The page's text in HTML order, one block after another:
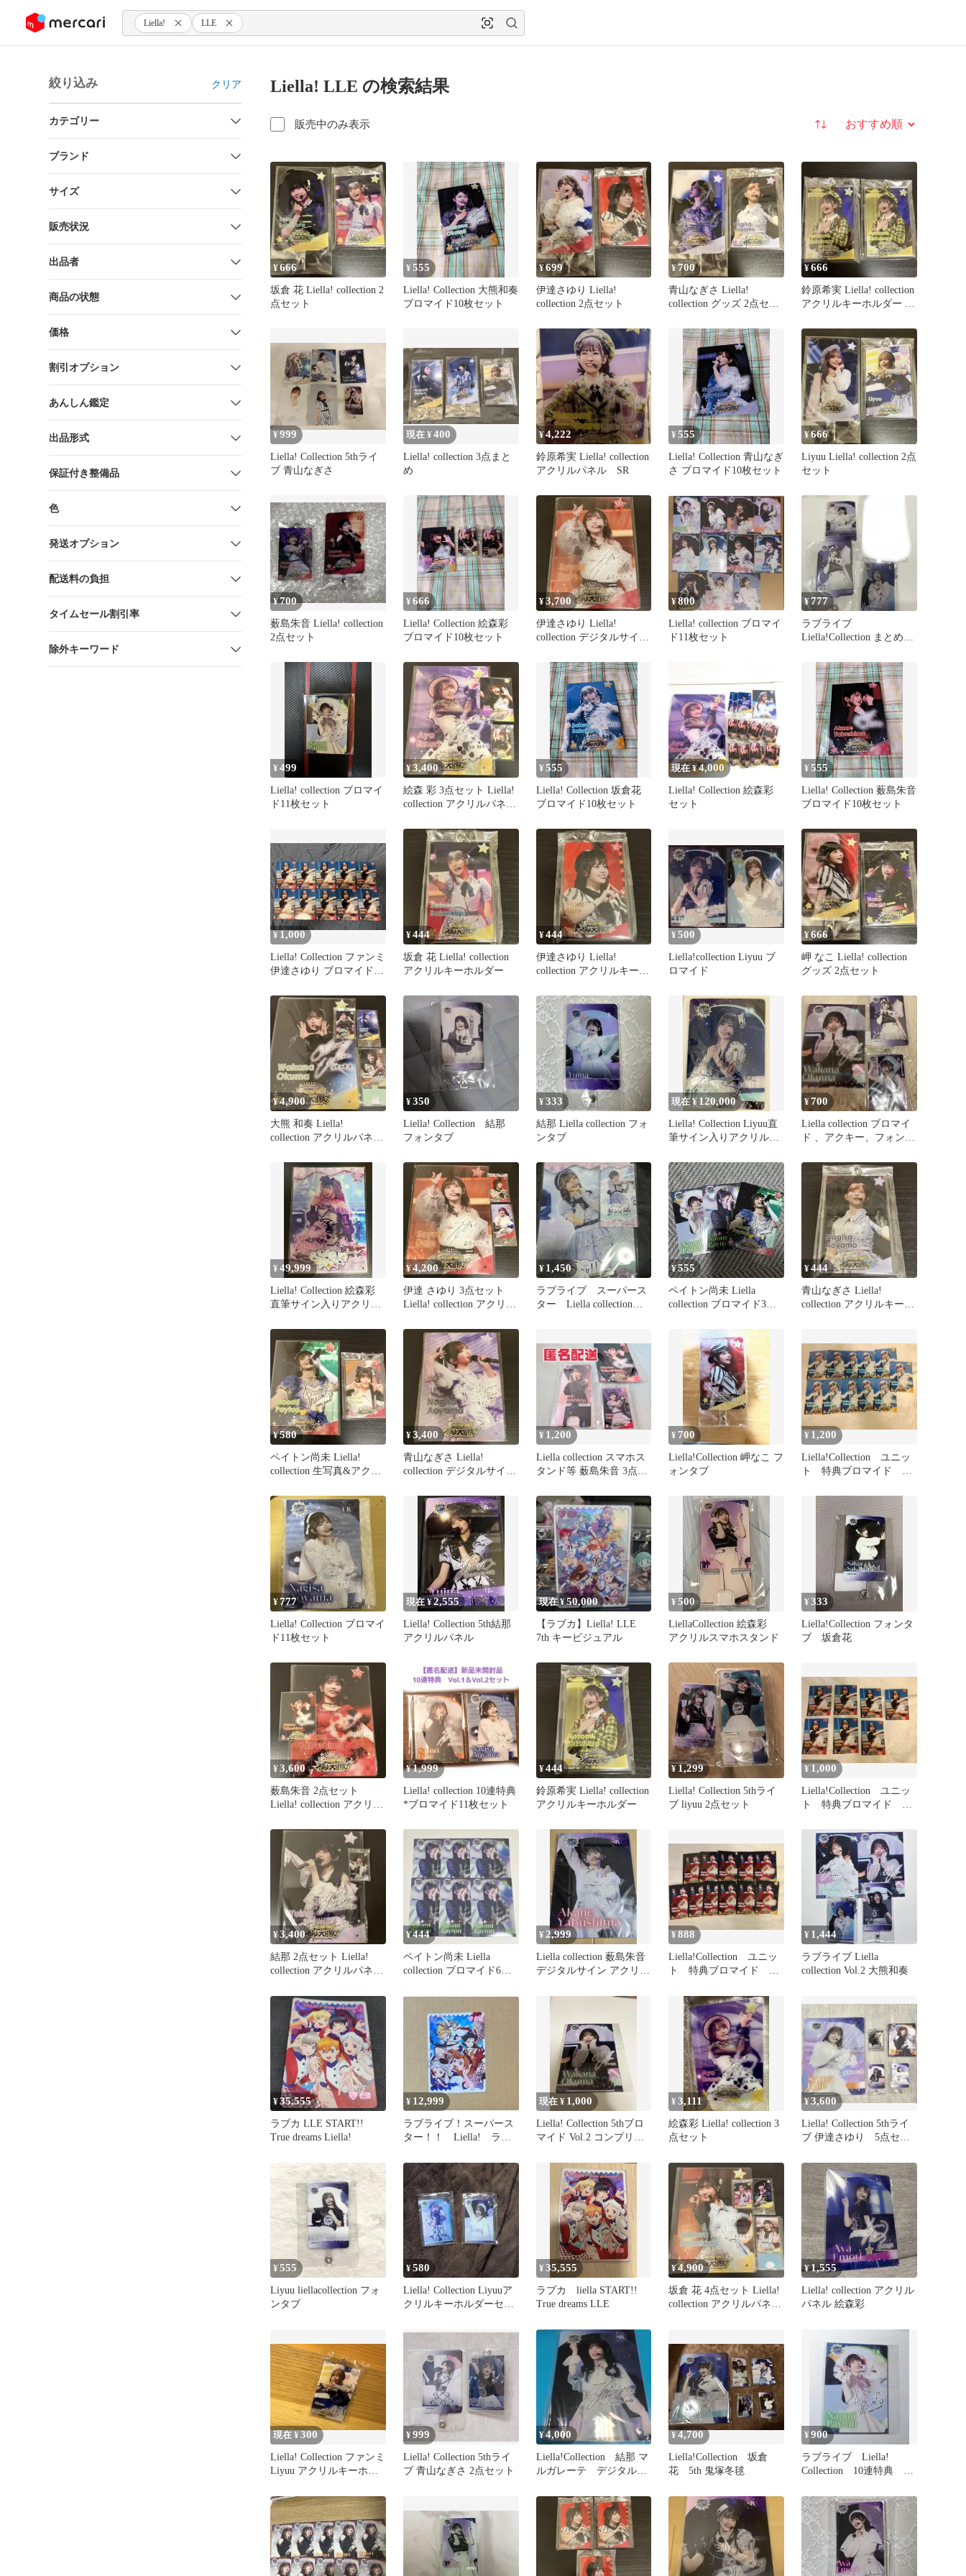
ツにスキップ Liella! LLE
絞り込み クリア
カテゴリー
ブランド
サイズ
販売状況
出品者
商品の状態
価格
割引オプション
あんしん鑑定
出品形式
保証付き整備品
色
発送オプション
配送料の負担
タイムセール割引率
除外キーワード
Liella! LLE の検索結果
販売中のみ表示 並び替え
¥666
坂倉 花 Liella! collection 2
点セット
¥555
Liella! Collection 大熊和奏
ブロマイド10枚セット
¥699
伊達さゆり Liella!
collection 2点セット
¥700
青山なぎさ Liella!
collection グッズ 2点セッ
¥666
鈴原希実 Liella! collection
アクリルキーホルダー 2
¥999
Liella! Collection 5thライ
ブ 青山なぎさ
現在 ¥400
Liella! collection 3点まと
め
¥4,222
鈴原希実 Liella! collection
アクリルパネル SR
¥555
Liella! Collection 青山なぎ
さ ブロマイド10枚セット
¥666
Liyuu Liella! collection 2点
セット
¥700
薮島朱音 Liella! collection
2点セット
¥666
Liella! Collection 絵森彩
ブロマイド10枚セット
¥3,700
伊達さゆり Liella!
collection デジタルサイン
¥800
Liella! collection ブロマイ
ド11枚セット
¥777
ラブライブ
Liella!Collection まとめ売
¥499
Liella! collection ブロマイ
ド11枚セット
¥3,400
絵森 彩 3点セット Liella!
collection アクリルパネル
¥555
Liella! Collection 坂倉花
ブロマイド10枚セット
現在 ¥4,000
Liella! Collection 絵森彩
セット
¥555
Liella! Collection 薮島朱音
ブロマイド10枚セット
¥ 1,000
Liella! Collection ファンミ
伊達さゆり ブロマイド
¥444
坂倉 花 Liella! collection
アクリルキーホルダー
¥444
伊達さゆり Liella!
collection アクリルキーホ
¥500
Liella!collection Liyuu ブ
ロマイド
¥666
岬 なこ Liella! collection
グッズ 2点セット
¥4,900
大熊 和奏 Liella!
collection アクリルパネル
¥350
Liella! Collection 結那
フォンタブ
¥333
結那 Liella collection フォ
ンタブ
現在 ¥120,000
Liella! Collection Liyuu直
筆サイン入りアクリルパ
¥700
Liella collection ブロマイ
ド 、アクキー、フォンタ
¥49,999
Liella! Collection 絵森彩
直筆サイン入りアクリル
¥4,200
伊達 さゆり 3点セット
Liella! collection アクリル
¥ 1,450
ラブライブ スーパース
ター Liella collection
¥555
ペイトン尚未 Liella
collection ブロマイド3枚
¥444
青山なぎさ Liella!
collection アクリルキーホ
¥580
ペイトン尚未 Liella!
collection 生写真&アクリ
¥3,400
青山なぎさ Liella!
collection デジタルサイン
¥ 1,200
Liella collection スマホス
タンド等 薮島朱音 3点セ
¥ 700
Liella!Collection 岬なこ フ
ォンタブ
¥ 1,200
Liella!Collection ユニッ
ト 特典ブロマイド 坂
¥777
Liella! Collection ブロマイ
ド11枚セット
現在 ¥2,555
Liella! Collection 5th結那
アクリルパネル
現在 ¥50,000
【ラブカ】Liella! LLE
7th キービジュアル
¥500
LiellaCollection 絵森彩
アクリルスマホスタンド
¥333
Liella!Collection フォンタ
ブ 坂倉花
¥3,600
薮島朱音 2点セット
Liella! collection アクリル
¥1,999
Liella! collection 10連特典
*ブロマイド11枚セット
¥444
鈴原希実 Liella! collection
アクリルキーホルダー
¥1,299
Liella! Collection 5thライ
ブ liyuu 2点セット
¥ 1,000
Liella!Collection ユニッ
ト 特典ブロマイド 伊
¥3,400
結那 2点セット Liella!
collection アクリルパネル
¥444
ペイトン尚未 Liella
collection ブロマイド6枚
¥2,999
Liella collection 薮島朱音
デジタルサイン アクリル
¥888
Liella!Collection ユニッ
ト 特典ブロマイド 岬
¥ 1,444
ラブライブ Liella
collection Vol.2 大熊和奏
¥35,555
ラブカ LLE START!!
True dreams Liella!
¥ 12,999
ラブライブ！スーパース
ター！！ Liella! ラブ
現在 ¥ 1,000
Liella! Collection 5thブロ
マイド Vol.2 コンプリー
¥3,111
絵森彩 Liella! collection 3
点セット
¥3,600
Liella! Collection 5thライ
ブ 伊達さゆり 5点セッ
¥555
Liyuu liellacollection フォ
ンタブ
¥580
Liella! Collection Liyuuア
クリルキーホルダーセッ
¥35,555
ラブカ liella START!!
True dreams LLE
¥4,900
坂倉 花 4点セット Liella!
collection アクリルパネル
¥1,555
Liella! collection アクリル
パネル 絵森彩
現在 ¥300
Liella! Collection ファンミ
Liyuu アクリルキーホル
¥999
Liella! Collection 5thライ
ブ 青山なぎさ 2点セット
¥4,000
Liella!Collection 結那 マ
ルガレーテ デジタルサ
¥4,700
Liella!Collection 坂倉
花 5th 鬼塚冬毬
¥900
ラブライブ Liella!
Collection 10連特典 ブ